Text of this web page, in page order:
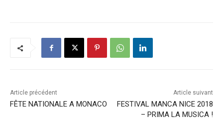
Article précédent
FÊTE NATIONALE A MONACO
Article suivant
FESTIVAL MANCA NICE 2018
– PRIMA LA MUSICA !